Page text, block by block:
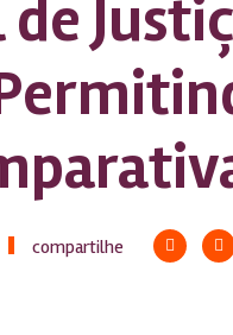
compartilhe